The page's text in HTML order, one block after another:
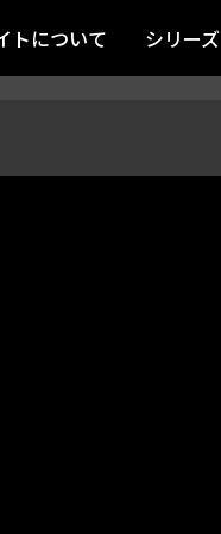
トについて シリーズ